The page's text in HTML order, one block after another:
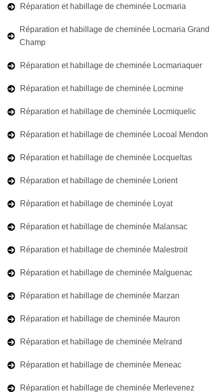
Réparation et habillage de cheminée Locmaria
Réparation et habillage de cheminée Locmaria Grand
Champ
Réparation et habillage de cheminée Locmariaquer
Réparation et habillage de cheminée Locmine
Réparation et habillage de cheminée Locmiquelic
Réparation et habillage de cheminée Locoal Mendon
Réparation et habillage de cheminée Locqueltas
Réparation et habillage de cheminée Lorient
Réparation et habillage de cheminée Loyat
Réparation et habillage de cheminée Malansac
Réparation et habillage de cheminée Malestroit
Réparation et habillage de cheminée Malguenac
Réparation et habillage de cheminée Marzan
Réparation et habillage de cheminée Mauron
Réparation et habillage de cheminée Melrand
Réparation et habillage de cheminée Meneac
Réparation et habillage de cheminée Merlevenez